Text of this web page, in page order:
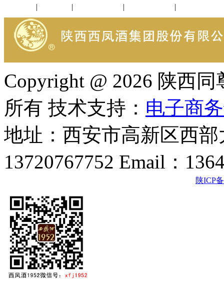
| | | |
Copyright @ 2026 陕西
所有 技术支持： 电子商
地址：西安市高新区西
13720767752 Email：
陕ICP